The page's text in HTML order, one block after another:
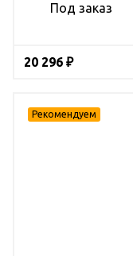
Под заказ
20 296 ₽